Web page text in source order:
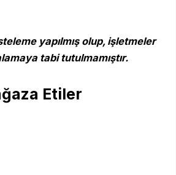
yapılmış olup, işletmeler
tabi tutulmamıştır.
Etiler